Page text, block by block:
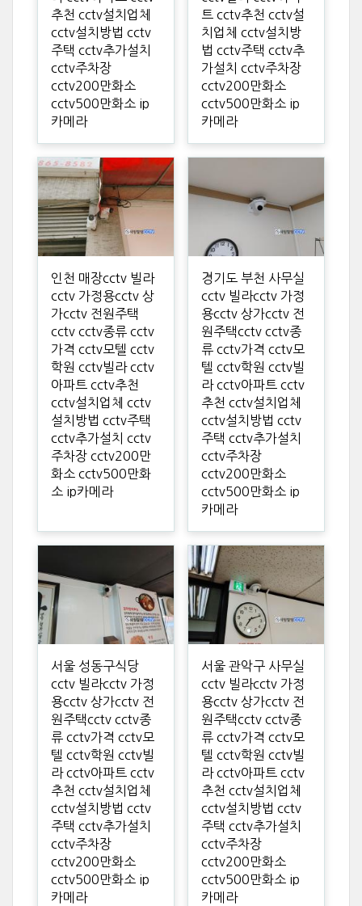
추천 cctv설치업체
cctv설치방법 cctv
주택 cctv추가설치
cctv주차장
cctv200만화소
cctv500만화소 ip
카메라
트 cctv추천 cctv설
치업체 cctv설치방
법 cctv주택 cctv추
가설치 cctv주차장
cctv200만화소
cctv500만화소 ip
카메라
인천 매장cctv 빌라
cctv 가정용cctv 상
가cctv 전원주택
cctv cctv종류 cctv
가격 cctv모텔 cctv
학원 cctv빌라 cctv
아파트 cctv추천
cctv설치업체 cctv
설치방법 cctv주택
cctv추가설치 cctv
주차장 cctv200만
화소 cctv500만화
소 ip카메라
경기도 부천 사무실
cctv 빌라cctv 가정
용cctv 상가cctv 전
원주택cctv cctv종
류 cctv가격 cctv모
텔 cctv학원 cctv빌
라 cctv아파트 cctv
추천 cctv설치업체
cctv설치방법 cctv
주택 cctv추가설치
cctv주차장
cctv200만화소
cctv500만화소 ip
카메라
서울 성동구식당
cctv 빌라cctv 가정
용cctv 상가cctv 전
원주택cctv cctv종
류 cctv가격 cctv모
텔 cctv학원 cctv빌
라 cctv아파트 cctv
추천 cctv설치업체
cctv설치방법 cctv
주택 cctv추가설치
cctv주차장
cctv200만화소
cctv500만화소 ip
카메라
서울 관악구 사무실
cctv 빌라cctv 가정
용cctv 상가cctv 전
원주택cctv cctv종
류 cctv가격 cctv모
텔 cctv학원 cctv빌
라 cctv아파트 cctv
추천 cctv설치업체
cctv설치방법 cctv
주택 cctv추가설치
cctv주차장
cctv200만화소
cctv500만화소 ip
카메라